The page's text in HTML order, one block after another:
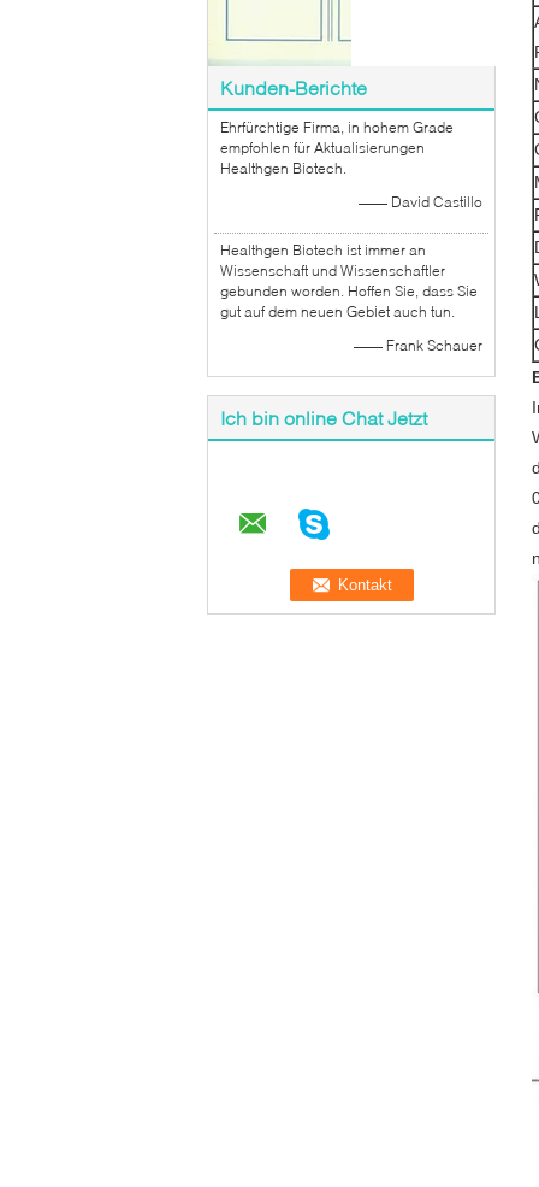
Kunden-Berichte
Ehrfürchtige Firma, in hohem Grade
empfohlen für Aktualisierungen
Healthgen Biotech.
—— David Castillo
Healthgen Biotech ist immer an
Wissenschaft und Wissenschaftler
gebunden worden. Hoffen Sie, dass Sie
gut auf dem neuen Gebiet auch tun.
—— Frank Schauer
Ich bin online Chat Jetzt